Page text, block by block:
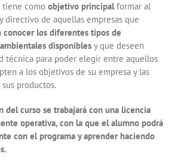
tiene como objetivo principalformar al
directivo de aquellas empresas que
conocer los diferentes tipos de
disponibles y que deseen
técnica para poder elegir entre aquellos
a los objetivos de su empresa y las
productos.
del curso se trabajará con una licencia
operativa, con la que el alumno podrá
con el programa y aprender haciendo